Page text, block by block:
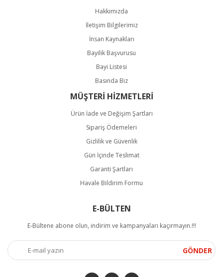
Hakkımızda
İletişim Bilgilerimiz
İnsan Kaynakları
Bayilik Başvurusu
Bayi Listesi
Basında Biz
MÜŞTERİ HİZMETLERİ
Ürün İade ve Değişim Şartları
Sipariş Ödemeleri
Gizlilik ve Güvenlik
Gün İçinde Teslimat
Garanti Şartları
Havale Bildirim Formu
E-BÜLTEN
E-Bültene abone olun, indirim ve kampanyaları kaçırmayın.!!!
GÖNDER